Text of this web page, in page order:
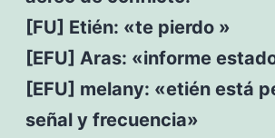
[FU] Etién: «te pierdo »
[EFU] Aras: «informe
[EFU] melany: «etién está
señal y frecuencia»